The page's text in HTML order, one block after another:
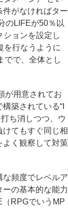
件がなければター
のLIFEが50％以
ションを設定し
を行なうように
でで、全体とし
が用意されてお
築されている“I
ち消しつつ、ウ
けてもすぐ同じ相
よく観察して対策
頻度でレベルア
の基本的な能力
RPGでいうMP